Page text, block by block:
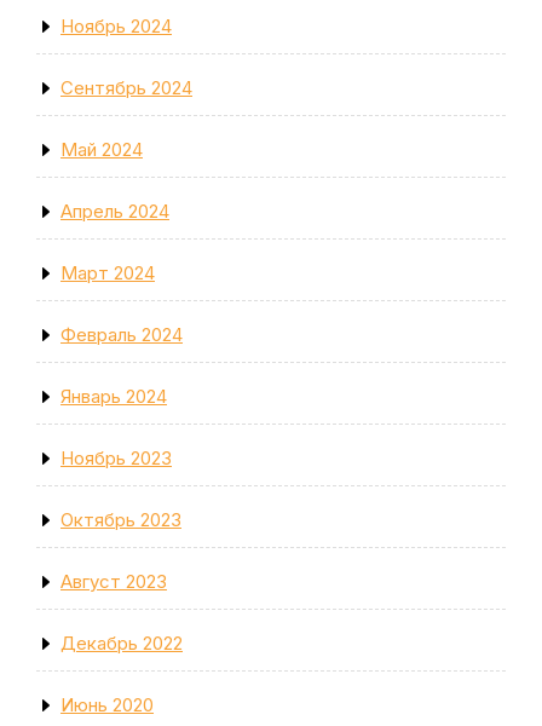
Ноябрь 2024
Сентябрь 2024
Май 2024
Апрель 2024
Март 2024
Февраль 2024
Январь 2024
Ноябрь 2023
Октябрь 2023
Август 2023
Декабрь 2022
Июнь 2020